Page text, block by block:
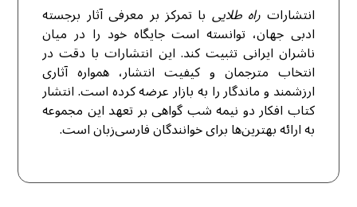
انتشارات راه طلایی با تمرکز بر معرفی آثار برجسته
ادبی جهان، توانسته است جایگاه خود را در میان
ناشران ایرانی تثبیت کند. این انتشارات با دقت در
انتخاب مترجمان و کیفیت انتشار، همواره آثاری
ارزشمند و ماندگار را به بازار عرضه کرده است. انتشار
کتاب افکار دو نیمه‌ شب گواهی بر تعهد این مجموعه
به ارائه بهترین‌ها برای خوانندگان فارسی‌زبان است.